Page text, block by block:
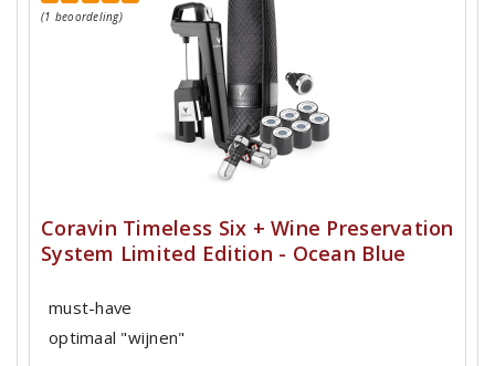
(1 beoordeling)
Coravin Timeless Six + Wine Preservation
System Limited Edition - Ocean Blue
must-have
optimaal "wijnen"